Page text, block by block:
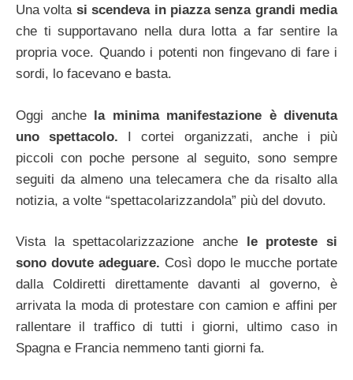
Una volta si scendeva in piazza senza grandi media
che ti supportavano nella dura lotta a far sentire la
propria voce. Quando i potenti non fingevano di fare i
sordi, lo facevano e basta.
Oggi anche la minima manifestazione è divenuta
uno spettacolo. I cortei organizzati, anche i più
piccoli con poche persone al seguito, sono sempre
seguiti da almeno una telecamera che da risalto alla
notizia, a volte “spettacolarizzandola” più del dovuto.
Vista la spettacolarizzazione anche le proteste si
sono dovute adeguare. Così dopo le mucche portate
dalla Coldiretti direttamente davanti al governo, è
arrivata la moda di protestare con camion e affini per
rallentare il traffico di tutti i giorni, ultimo caso in
Spagna e Francia nemmeno tanti giorni fa.